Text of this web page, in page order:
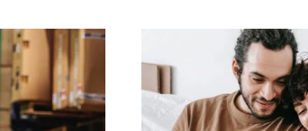
(DSGVO) – geraten
Grenzen traditioneller